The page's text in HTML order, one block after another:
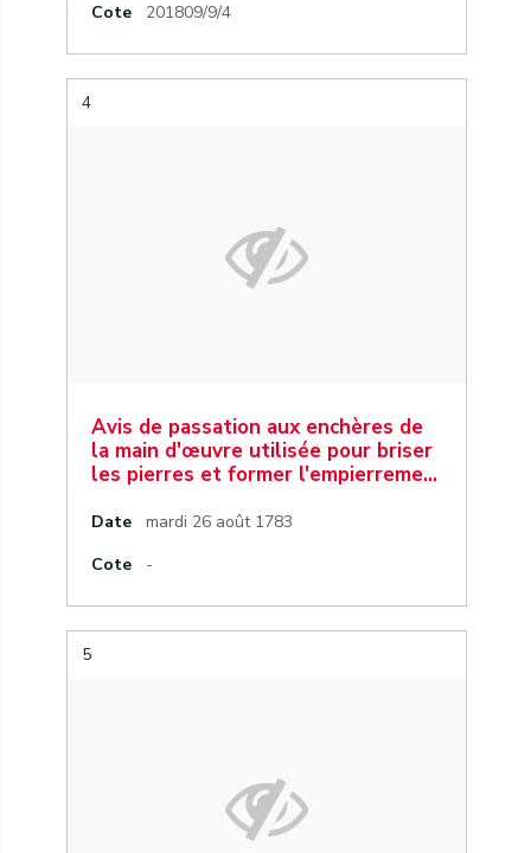
Cote
201809/9/4
4
Avis de passation aux enchères de
la main d'œuvre utilisée pour briser
les pierres et former l'empierreme…
Date
mardi 26 août 1783
Cote
-
5